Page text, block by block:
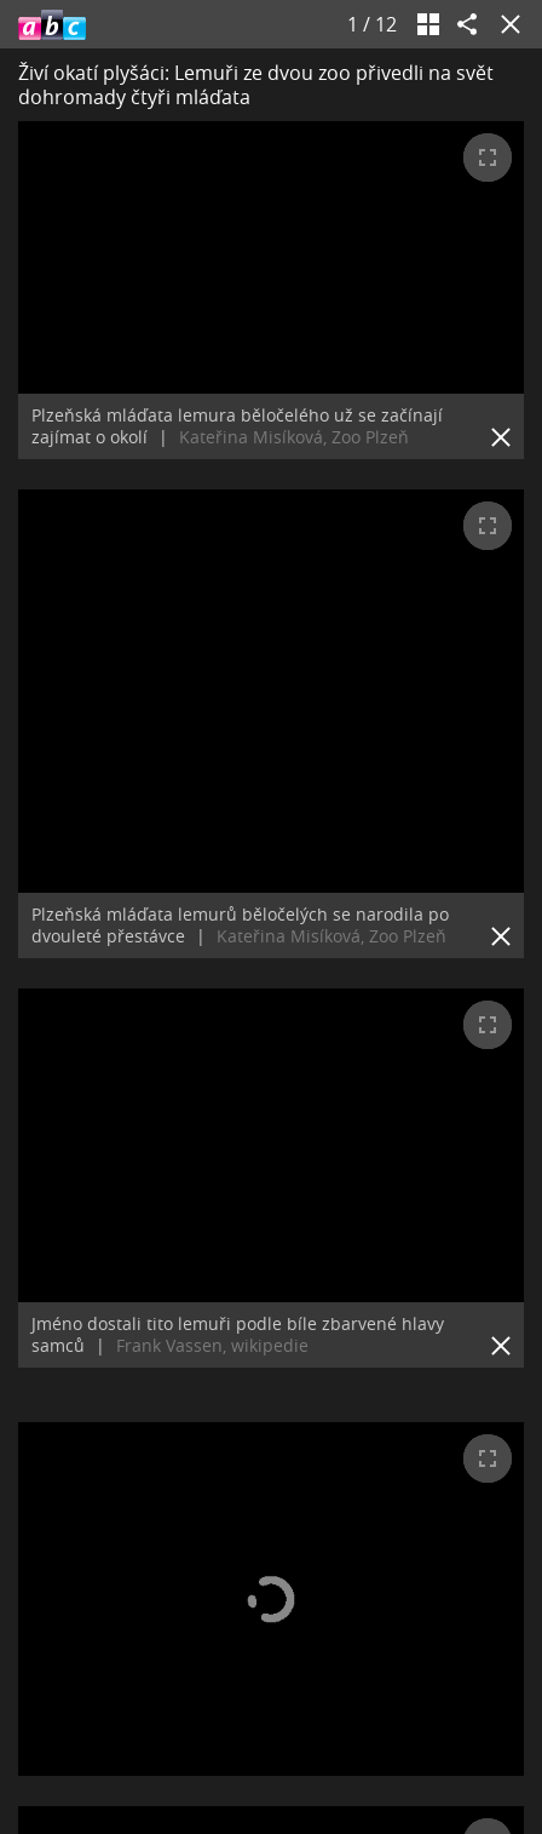
1 / 12
Živí okatí plyšáci: Lemuři ze dvou zoo přivedli na svět
dohromady čtyři mláďata
Plzeňská mláďata lemura běločelého už se začínají
zajímat o okolí
| Kateřina Misíková, Zoo Plzeň
Plzeňská mláďata lemurů běločelých se narodila po
dvouleté přestávce
| Kateřina Misíková, Zoo Plzeň
Jméno dostali tito lemuři podle bíle zbarvené hlavy
samců
| Frank Vassen, wikipedie